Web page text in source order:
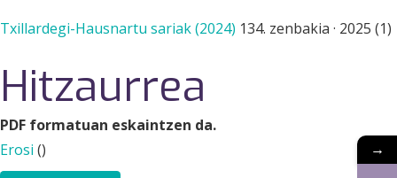
Txillardegi-Hausnartu sariak (2024) 134. zenbakia · 2025 (1)
Hitzaurrea
PDF formatuan eskaintzen da.
Erosi () →